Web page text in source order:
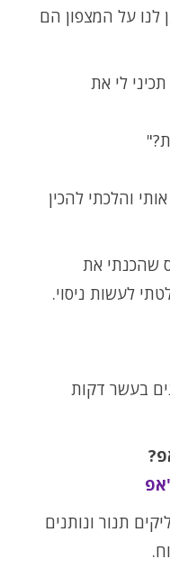
לנו על המצפון הם
לי את
והלכתי להכין
שהכנתי את
לעשות ניסוי.
בעשר דקות
תנור ונותנים